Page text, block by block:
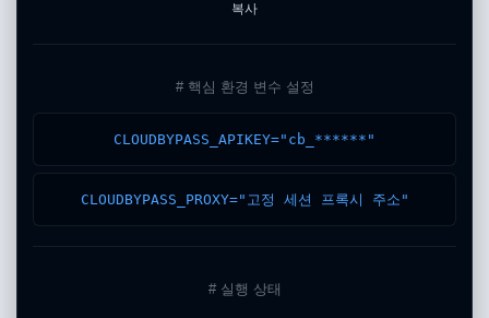
복사
# 핵심 환경 변수 설정
CLOUDBYPASS_APIKEY="cb_******"
CLOUDBYPASS_PROXY="고정 세션 프록시 주소"
# 실행 상태